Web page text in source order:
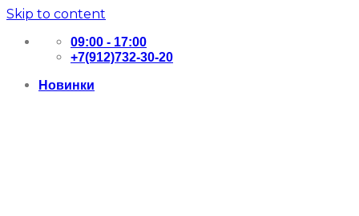
Skip to content
09:00 - 17:00
+7(912)732-30-20
Новинки